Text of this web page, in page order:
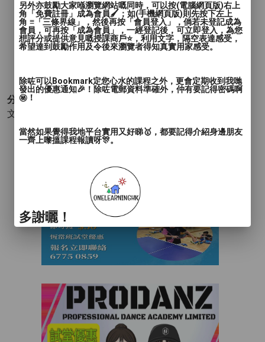
分類 :
文化宗教身心靈 - 其他(身心靈)
另外亦鼓勵大家喺瀏覽網站嘅同時，可以按(電腦網頁版)右上
角「免費註冊」成為會員🖌️；如(手機網頁版)則先按下左上
角 ≡「三條界線」，然後再按「會員登入」，倘若未登記成為
會員，可再按「成為會員」，一經登記後，可立即登入，為您
想評分或提供意見嘅授課商戶⭐️，利用文字，隔空表達感受，
希望達到鼓勵作用及令後來瀏覽者得知真實用家感受。
除咗可以Bookmark定您心水的課程之外，更會定期收到我哋
發出的優惠通知🎉！除咗電郵資料準確外，仲有要記得密碼啊
㊙️！
當然如果覺得我地平台實用又好睇🥇，都要記得介紹身邊朋友
一齊上嚟搵課程報讀呀🎊。
多謝曬！